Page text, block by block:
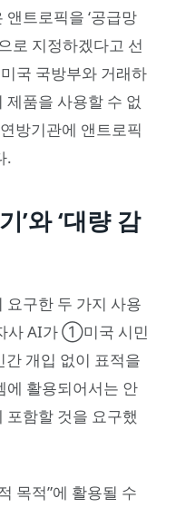
트로픽을 ‘공급망
로 지정하겠다고 선
국 국방부와 거래하
품을 사용할 수 없
방기관에 앤트로픽
.
’와 ‘대량 감
요구한 두 가지 사용
사 AI가 ①미국 시민
개입 없이 표적을
에 활용되어서는 안
포함할 것을 요구했
목적”에 활용될 수